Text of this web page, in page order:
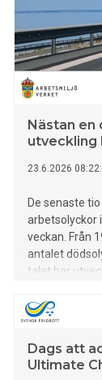
Nästan en
utveckling
23.6.2026
De senaste
arbetsolyckor
veckan. Från
antalet
talet har
förebyggas
Dags att
Ultimate